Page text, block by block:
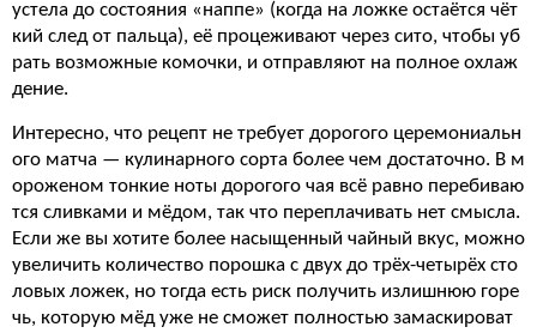
устела до состояния «наппе» (когда на ложке остаётся чёт
кий след от пальца), её процеживают через сито, чтобы уб
рать возможные комочки, и отправляют на полное охлаж
дение.
Интересно, что рецепт не требует дорогого церемониальн
ого матча — кулинарного сорта более чем достаточно. В м
ороженом тонкие ноты дорогого чая всё равно перебиваю
тся сливками и мёдом, так что переплачивать нет смысла.
Если же вы хотите более насыщенный чайный вкус, можно
увеличить количество порошка с двух до трёх-четырёх сто
ловых ложек, но тогда есть риск получить излишнюю горе
чь, которую мёд уже не сможет полностью замаскироват